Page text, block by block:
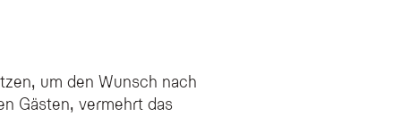
um den Wunsch nach
Gästen, vermehrt das